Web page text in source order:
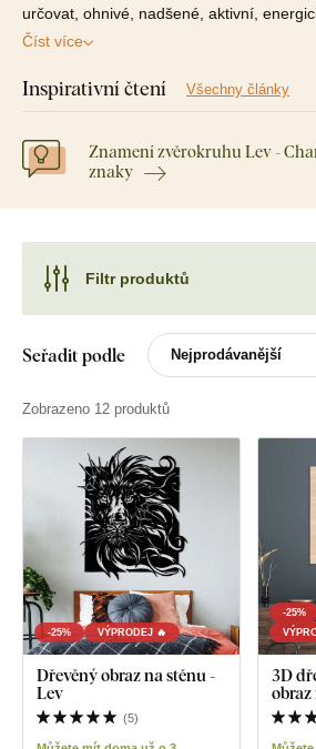
určovat, ohnivé, nadšené, aktivní,
Číst více
Inspirativní čtení Všechny články
Znamení zvěrokruhu Lev -
znaky
Filtr produktů
Seřadit podle
Zobrazeno 12 produktů
-25% VÝPRODEJ 🔥
Dřevěný obraz na stěnu -
Lev
(5)
-25%
3D
obraz